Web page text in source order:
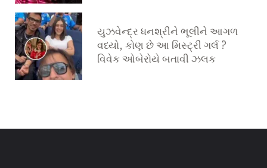
યુઝવેન્દ્ર ધનશ્રીને ભૂલીને આગળ
વધ્યો, કોણ છે આ મિસ્ટ્રી ગર્લ ?
વિવેક ઓબેરોયે બતાવી ઝલક